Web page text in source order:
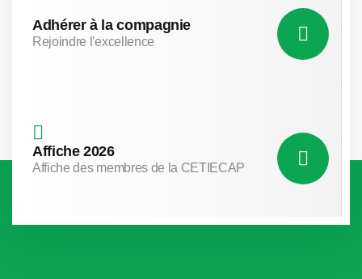
Adhérer à la compagnie
Rejoindre l'excellence
Affiche 2026
Affiche des membres de la CETIECAP